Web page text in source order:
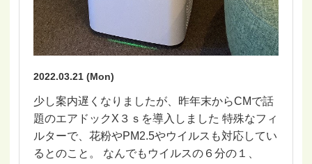
2022.03.21 (Mon)
少し案内遅くなりましたが、昨年末からCMで話
題のエアドックX３ｓを導入しました 特殊なフィ
ルターで、花粉やPM2.5やウイルスも対応してい
るとのこと。 なんでもウイルスの６分の１、